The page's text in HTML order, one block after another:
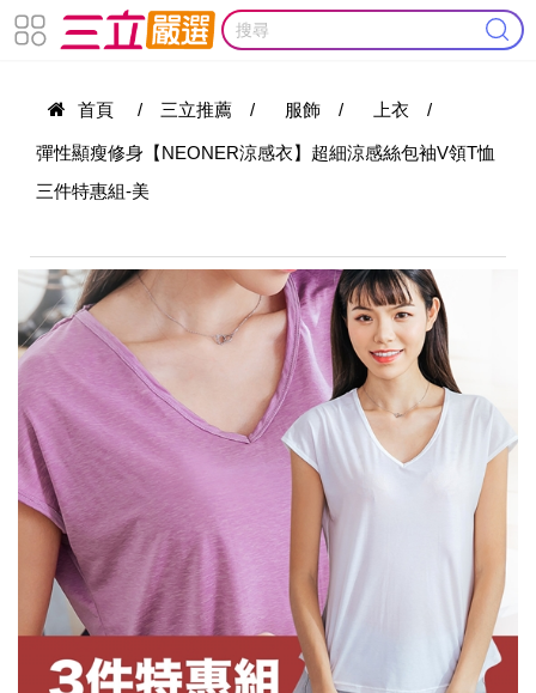
首頁 / 三立推薦 / 服飾 / 上衣 /
彈性顯瘦修身【NEONER涼感衣】超細涼感絲包袖V領T恤
三件特惠組-美